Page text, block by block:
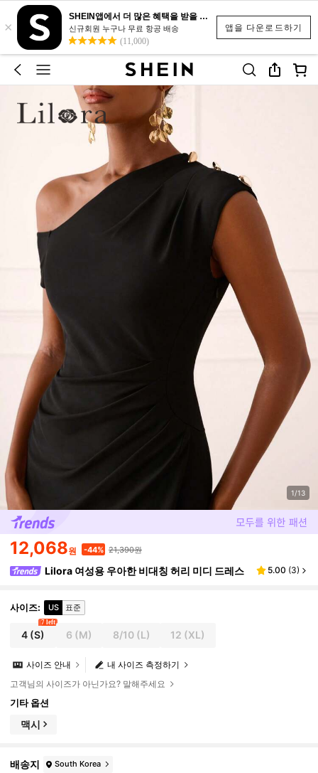
앱을 다운로드하기
×
SHEIN앱에서 더 많은 혜택을 받을 수 있어요.
신규회원 누구나 무료 항공 배송
(11,000)
1/13
12,068원 -44% 21,390원
Lilora 여성용 우아한 비대칭 허리 미디 드레스 5.00 (3)
사이즈: US 표준
4 (S)
7 left
6 (M) 8/10(L) 12 (XL)
내 사이즈 측정하기
사이즈 안내
고객님의 사이즈가 아닌가요? 말해주세요
기타 옵션
맥시
배송지 South Korea